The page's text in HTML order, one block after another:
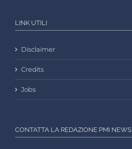
LINK UTILI
Disclaimer
Credits
Jobs
CONTATTA LA REDAZIONE PMI NEWS